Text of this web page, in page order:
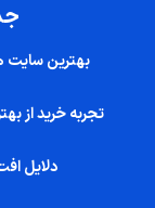
بهترین سایت‌
تجربه خرید از
دلایل